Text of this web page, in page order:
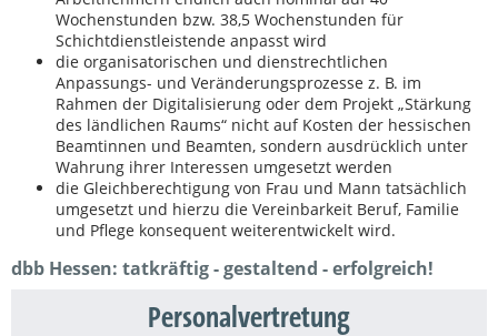
Wochenstunden bzw. 38,5 Wochenstunden für
Schichtdienstleistende anpasst wird
die organisatorischen und dienstrechtlichen
Anpassungs- und Veränderungsprozesse z. B. im
Rahmen der Digitalisierung oder dem Projekt „Stärkung
des ländlichen Raums“ nicht auf Kosten der hessischen
Beamtinnen und Beamten, sondern ausdrücklich unter
Wahrung ihrer Interessen umgesetzt werden
die Gleichberechtigung von Frau und Mann tatsächlich
umgesetzt und hierzu die Vereinbarkeit Beruf, Familie
und Pflege konsequent weiterentwickelt wird.
dbb Hessen: tatkräftig - gestaltend - erfolgreich!
Personalvertretung